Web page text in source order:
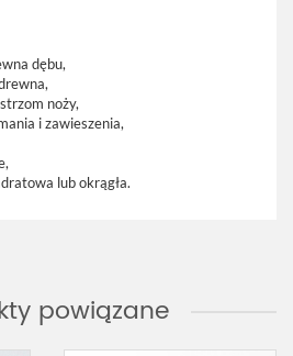
dębu,
noży,
i zawieszenia,
lub okrągła.
powiązane